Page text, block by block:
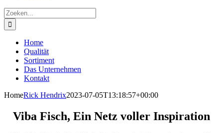
Zoeken
naar:
Home
Qualität
Sortiment
Das Unternehmen
Kontakt
HomeRick Hendrix2023-07-05T13:18:57+00:00
Viba Fisch, Ein Netz voller Inspiration